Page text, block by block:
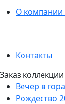
О компании
Контакты
Заказ коллекции
Вечер в
Рождество